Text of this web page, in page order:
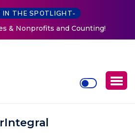
IN THE SPOTLIGHT-
Life Mission Invites Community
Women at Reimagined Annual